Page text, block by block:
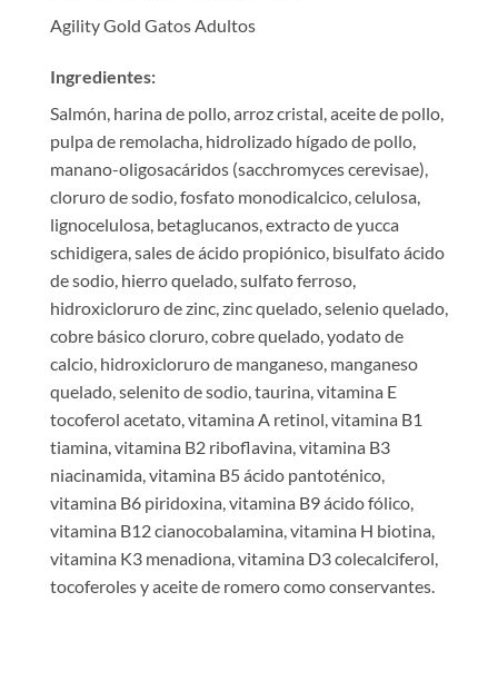
Agility Gold Gatos Adultos
Ingredientes:
Salmón, harina de pollo, arroz cristal, aceite de pollo,
pulpa de remolacha, hidrolizado hígado de pollo,
manano-oligosacáridos (sacchromyces cerevisae),
cloruro de sodio, fosfato monodicalcico, celulosa,
lignocelulosa, betaglucanos, extracto de yucca
schidigera, sales de ácido propiónico, bisulfato ácido
de sodio, hierro quelado, sulfato ferroso,
hidroxicloruro de zinc, zinc quelado, selenio quelado,
cobre básico cloruro, cobre quelado, yodato de
calcio, hidroxicloruro de manganeso, manganeso
quelado, selenito de sodio, taurina, vitamina E
tocoferol acetato, vitamina A retinol, vitamina B1
tiamina, vitamina B2 riboflavina, vitamina B3
niacinamida, vitamina B5 ácido pantoténico,
vitamina B6 piridoxina, vitamina B9 ácido fólico,
vitamina B12 cianocobalamina, vitamina H biotina,
vitamina K3 menadiona, vitamina D3 colecalciferol,
tocoferoles y aceite de romero como conservantes.